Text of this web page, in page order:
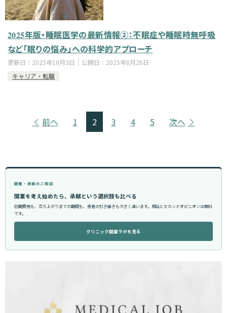
2025年版・睡眠医学の最新情報②：不眠症や睡眠時無呼吸
など「眠りの悩み」への科学的アプローチ
更新日： 2025年10月3日 公開日： 2025年8月26日
キャリア・転職
前へ 1 2 3 4 5 次へ
開業・承継のご相談
開業を考え始めたら、承継という選択肢も比べる
初期費用も、立ち上がりまでの期間も、患者の引き継ぎも大きく違います。相談とセカンドオピニオンは無料
です。
クリニック開業ラボを見る